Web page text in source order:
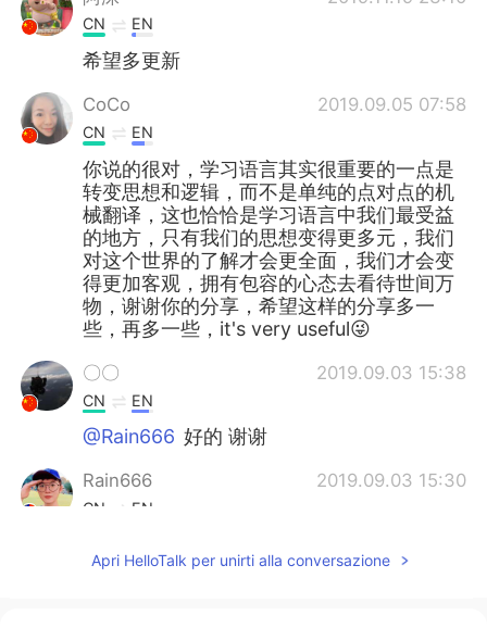
CN EN
希望多更新
CoCo 2019.09.05 07:58
CN EN
你说的很对，学习语言其实很重要的一点是
转变思想和逻辑，而不是单纯的点对点的机
械翻译，这也恰恰是学习语言中我们最受益
的地方，只有我们的思想变得更多元，我们
对这个世界的了解才会更全面，我们才会变
得更加客观，拥有包容的心态去看待世间万
物，谢谢你的分享，希望这样的分享多一
些，再多一些，it's very useful😜
〇〇 2019.09.03 15:38
CN EN
@Rain666 好的 谢谢
Rain666 2019.09.03 15:30
CN EN
啦😂。
Apri HelloTalk per unirti alla conversazione